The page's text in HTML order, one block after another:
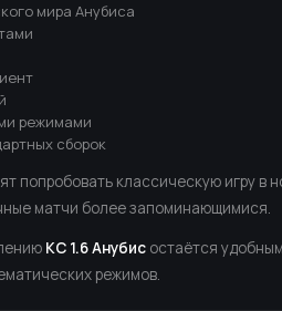
мира Анубиса
режимами
сборок
попробовать классическую игру в
матчи более запоминающимися.
КС 1.6 Анубис остаётся
режимов.